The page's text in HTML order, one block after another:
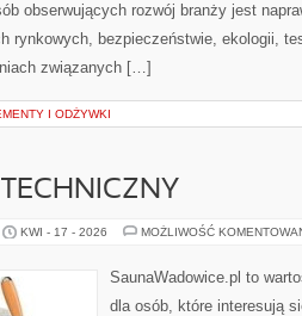
obserwujących rozwój branży jest
rynkowych, bezpieczeństwie, ekologii,
związanych […]
I ODŻYWKI
KWI - 17 - 2026 MOŻLIWOŚĆ
SaunaWadowice.pl to
dla osób, które interesują